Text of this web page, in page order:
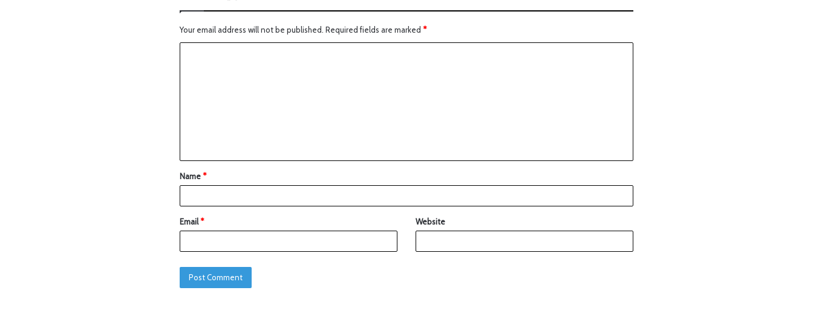
Your email address will not be published. Required fields are marked *
Name*
Email* Website